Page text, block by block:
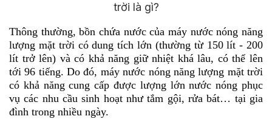
trời là gì?
Thông thường, bồn chứa nước của máy nước nóng năng
lượng mặt trời có dung tích lớn (thường từ 150 lít - 200
lít trở lên) và có khả năng giữ nhiệt khá lâu, có thể lên
tới 96 tiếng. Do đó, máy nước nóng năng lượng mặt trời
có khả năng cung cấp được lượng lớn nước nóng phục
vụ các nhu cầu sinh hoạt như tắm gội, rửa bát… tại gia
đình trong nhiều ngày.